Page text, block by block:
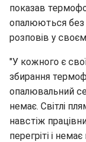
показав
опалюються
розповів у
"У кожного є
збирання
опалювальний
немає. Світлі
навстіж
перегріті і